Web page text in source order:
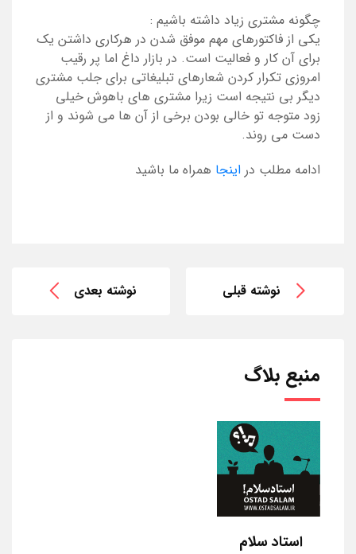
چگونه مشتری زیاد داشته باشیم :
یکی از فاکتورهای مهم موفق شدن در هرکاری داشتن یک
برای آن کار و فعالیت است. در بازار داغ اما پر رقیب
امروزی تکرار کردن شعارهای تبلیغاتی برای جلب مشتری
دیگر بی نتیجه است زیرا مشتری های باهوش خیلی
زود متوجه تو خالی بودن برخی از آن ها می شوند و از
دست می روند.
ادامه مطلب در اینجا همراه ما باشید
نوشته قبلی نوشته بعدی
منبع بلاگ
استاد سلام